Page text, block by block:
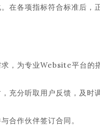
在各项指标符合标准后，
，为专业Website平台的
充分听取用户反馈，及时
合作伙伴签订合同。